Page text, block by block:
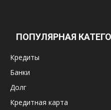
ПОПУЛЯРНАЯ
Кредиты
Банки
Долг
Кредитная карта